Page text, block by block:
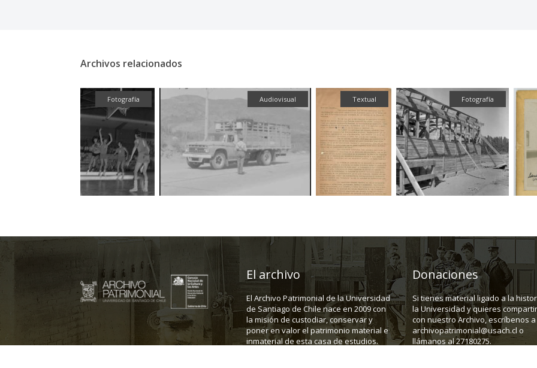
Archivos relacionados
Fotografía Audiovisual Textual Fotografía
El archivo
El Archivo Patrimonial de la Universidad
de Santiago de Chile nace en 2009 con
la misión de custodiar, conservar y
poner en valor el patrimonio material e
inmaterial de esta casa de estudios.
Donaciones
Si tienes material ligado a la
la Universidad y quieres
con nuestro Archivo, escríbenos a
archivopatrimonial@usach.cl o
llámanos al 27180275.